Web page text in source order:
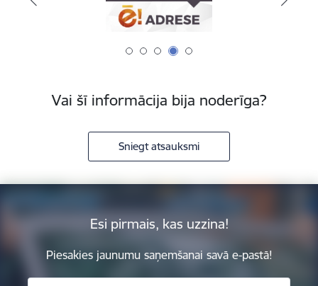
Vai šī informācija bija noderīga?
Sniegt atsauksmi
Esi pirmais, kas uzzina!
Piesakies jaunumu saņemšanai savā e-pastā!